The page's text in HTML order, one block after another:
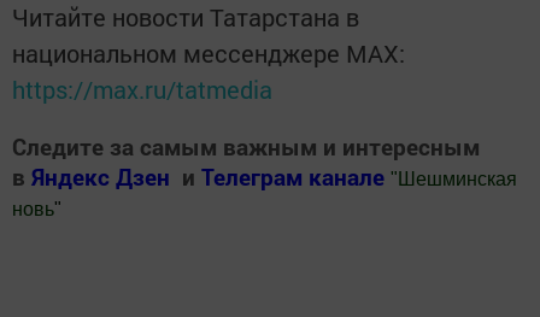
Читайте новости Татарстана в
национальном мессенджере MАХ:
https://max.ru/tatmedia
Следите за самым важным и интересным
в Яндекс Дзен и Телеграм канале " Шешминская
новь"